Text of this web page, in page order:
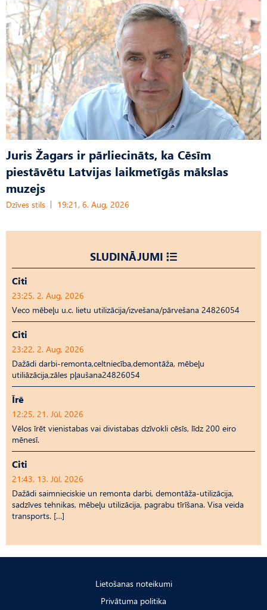
Juris Žagars ir pārliecināts, ka Cēsīm
piestāvētu Latvijas laikmetīgās mākslas
muzejs
Dzīves stils 19:21, 6. Aug, 2026
SLUDINĀJUMI
Citi
23:25, 2. Aug, 2026
Veco mēbeļu u.c. lietu utilizācija/izvešana/pārvešana 24826054
Citi
23:22, 2. Aug, 2026
Dažādi darbi-remonta,celtniecība,demontāža, mēbeļu
utiliāzācija,zāles pļaušana24826054
Īrē
12:25, 21. Jūl, 2026
Vēlos īrēt vienistabas vai divistabas dzīvokli cēsīs, līdz 200 eiro
mēnesī.
Citi
21:43, 13. Jūl, 2026
Dažādi saimnieciskie un remonta darbi, demontāža-utilizācija,
sadzīves tehnikas, mēbeļu utilizācija, pagrabu tīrīšana. Visa veida
transports. […]
Lietošanas noteikumi
Privātuma politika